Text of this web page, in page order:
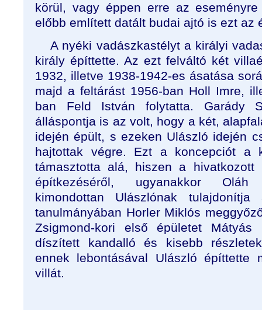
körül, vagy éppen erre az
előbb említett datált budai ajtó is ezt az
A nyéki vadászkastélyt a királyi
király építtette. Az ezt felváltó két
1932, illetve 1938-1942-es ásatása
majd a feltárást 1956-ban Holl Imre,
ban Feld István folytatta. Garády
álláspontja is az volt, hogy a két,
idején épült, s ezeken Ulászló idején
hajtottak végre. Ezt a koncepciót a
támasztotta alá, hiszen a
építkezéséről, ugyanakkor
kimondottan Ulászlónak
tanulmányában Horler Miklós
Zsigmond-kori első épületet Mátyás
díszített kandalló és kisebb
ennek lebontásával Ulászló
villát.